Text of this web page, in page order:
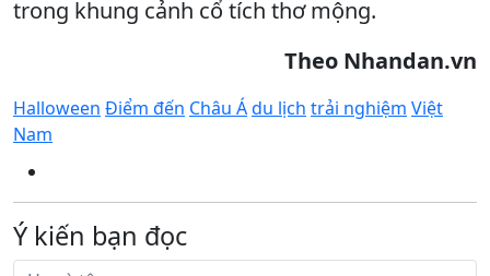
trong khung cảnh cổ tích thơ mộng.
Theo Nhandan.vn
Halloween Điểm đến Châu Ádu lịch trải nghiệm Việt
Nam
Ý kiến bạn đọc